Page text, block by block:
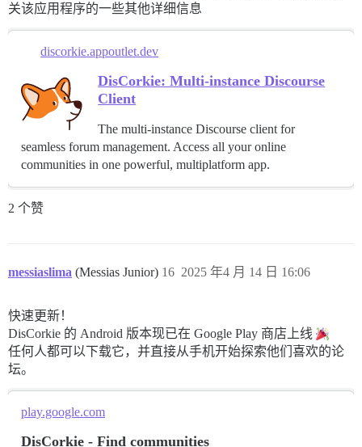
关该应用程序的一些其他详细信息
discorkie.appoutlet.dev
DisCorkie: Multi-instance Discourse
Client
The multi-instance Discourse client for
seamless forum management. Access all your online
communities in one powerful, multiplatform app.
2 个赞
messiaslima (Messias Junior) 2025 年4 月 14 日 16:06
16
快速更新！
DisCorkie 的 Android 版本现已在 Google Play 商店上线
任何人都可以下载它，并直接从手机开始探索他们喜欢的论
坛。
play.google.com
DisCorkie - Find communities